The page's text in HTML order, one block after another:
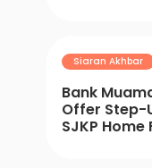
Siaran Akhbar
Bank
Offer Step-
SJKP